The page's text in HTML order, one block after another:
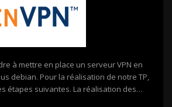
à mettre en place un serveur VPN en
debian. Pour la réalisation de notre TP,
étapes suivantes. La réalisation des…